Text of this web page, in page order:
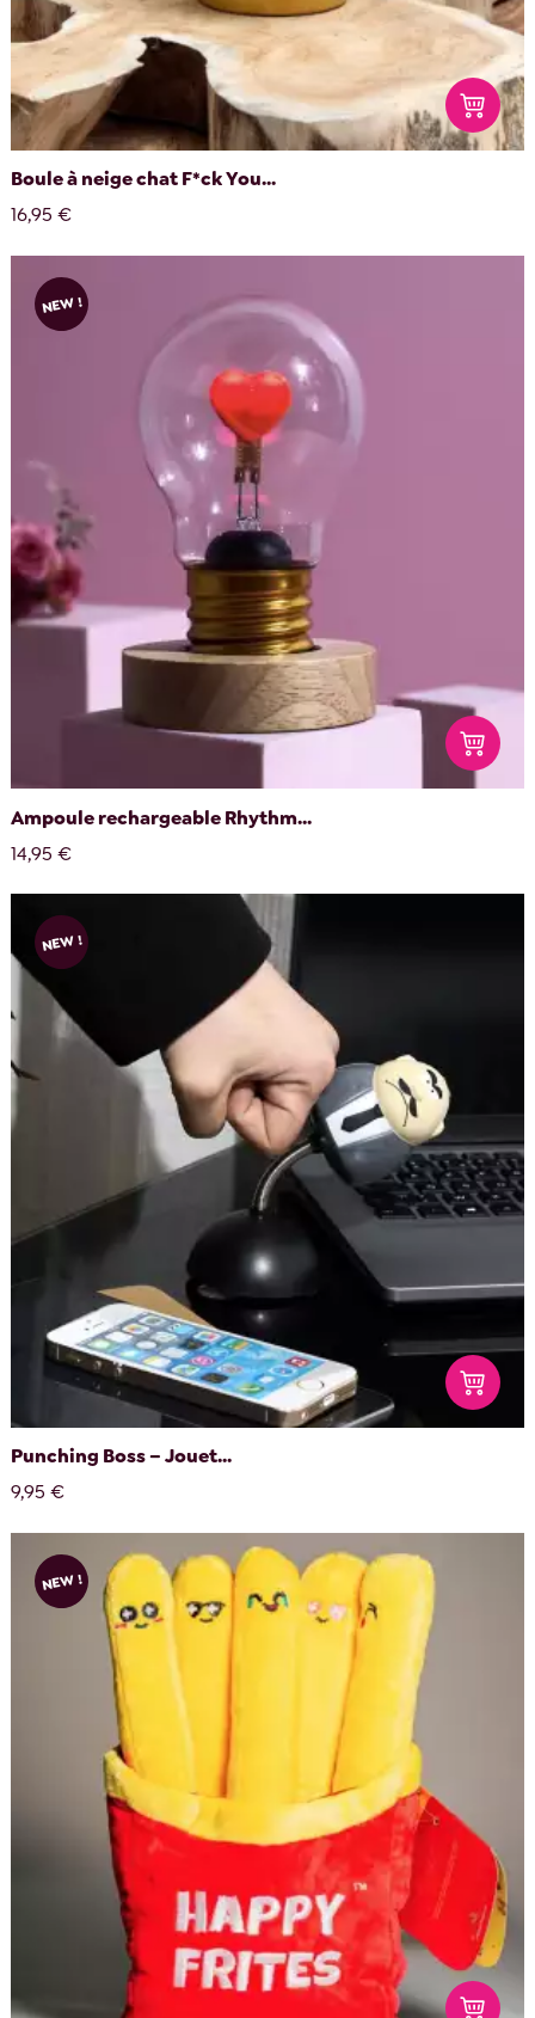
Boule à neige chat F*ck You...
16,95 €
NEW !
Ampoule rechargeable Rhythm...
14,95 €
NEW !
Punching Boss – Jouet...
9,95 €
NEW !